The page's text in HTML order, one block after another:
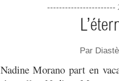
-----------------------
Par
Nadine Morano part en